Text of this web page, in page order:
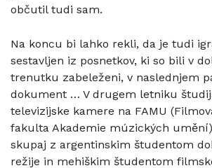
občutil tudi sam.
Na koncu bi lahko rekli, da je tudi
sestavljen iz posnetkov, ki so bili v
trenutku zabeleženi, v naslednjem
dokument … V drugem letniku
televizijske kamere na FAMU
fakulta Akademie múzických
skupaj z argentinskim študentom
režije in mehiškim študentom